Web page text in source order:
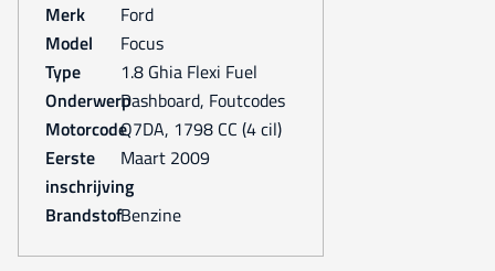
Merk
Ford
Model
Focus
Type
1.8 Ghia Flexi Fuel
OnderwerpDashboard, Foutcodes
Motorcode Q7DA, 1798 CC (4 cil)
Eerste
inschrijving
maart 2009
Brandstof Benzine